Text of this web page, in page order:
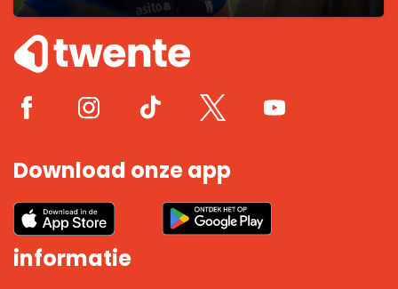
Download onze app
informatie